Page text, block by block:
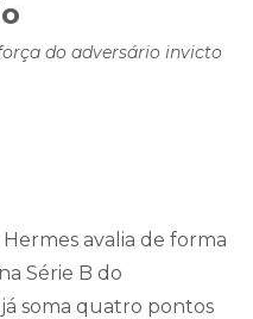
do adversário invicto
avalia de forma
Série B do
soma quatro pontos